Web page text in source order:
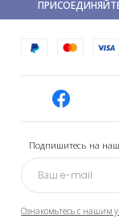
Подпишитесь на
Ознакомьтесь с нашим